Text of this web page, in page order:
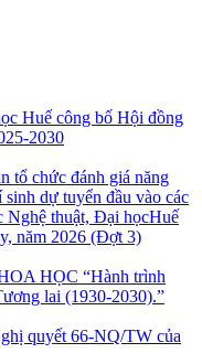
Huế công bố Hội đồng
2030
tổ chức đánh giá năng
dự tuyển đầu vào các
Nghệ thuật, Đại họcHuế
năm 2026 (Đợt 3)
HỌC “Hành trình
lai (1930-2030).”
quyết 66-NQ/TW của